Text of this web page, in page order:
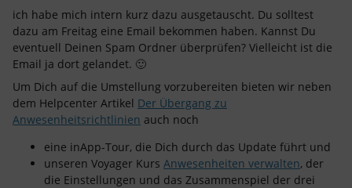
ich habe mich intern kurz dazu ausgetauscht. Du solltest
dazu am Freitag eine Email bekommen haben. Kannst Du
eventuell Deinen Spam Ordner überprüfen? Vielleicht ist die
Email ja dort gelandet. 🙂
Um Dich auf die Umstellung vorzubereiten bieten wir neben
dem Helpcenter Artikel Der Übergang zu
Anwesenheitsrichtlinien auch noch
eine inApp-Tour, die Dich durch das Update führt und
unseren Voyager Kurs Anwesenheiten verwalten, der
die Einstellungen und das Zusammenspiel der drei